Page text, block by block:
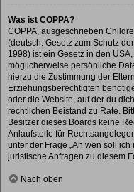
Was ist COPPA?
COPPA, ausgeschrieben
(deutsch: Gesetz zum Schutz
1998) ist ein Gesetz in den
möglicherweise persönliche
hierzu die Zustimmung der
Erziehungsberechtigten
oder die Website, auf der du
rechtlichen Beistand zu Rate.
Besitzer dieses Boards keine
Anlaufstelle für
unter der Frage „An wen soll
juristische Anfragen zu diesem
Nach oben